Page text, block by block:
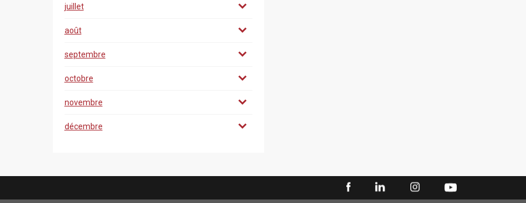
juillet
août
septembre
octobre
novembre
décembre